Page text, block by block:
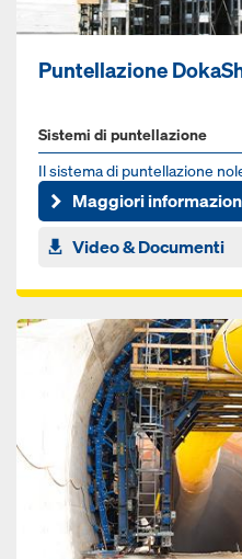
Puntellazione
Sistemi di puntellazione
Il sistema di puntellazione
Maggiori
Video & Documenti